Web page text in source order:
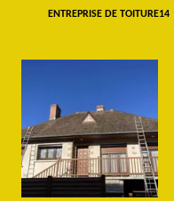
ENTREPRISE DE TOITURE14